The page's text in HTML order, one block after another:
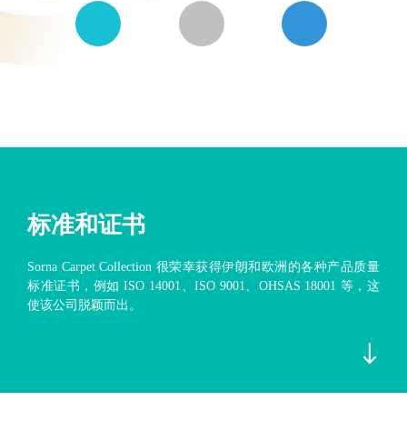
标准和证书
Sorna Carpet Collection 很荣幸获得伊朗和欧洲的各种产品质量
标准证书，例如 ISO 14001、ISO 9001、OHSAS 18001 等，这
使该公司脱颖而出。